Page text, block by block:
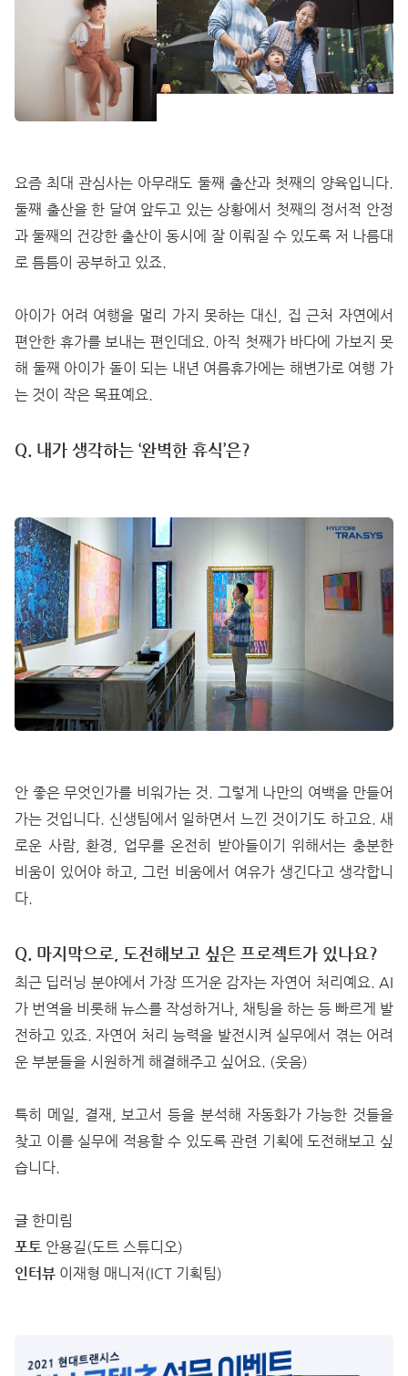
요즘 최대 관심사는 아무래도 둘째 출산과 첫째의 양육입니다.
둘째 출산을 한 달여 앞두고 있는 상황에서 첫째의 정서적 안정
과 둘째의 건강한 출산이 동시에 잘 이뤄질 수 있도록 저 나름대
로 틈틈이 공부하고 있죠.
아이가 어려 여행을 멀리 가지 못하는 대신, 집 근처 자연에서
편안한 휴가를 보내는 편인데요. 아직 첫째가 바다에 가보지 못
해 둘째 아이가 돌이 되는 내년 여름휴가에는 해변가로 여행 가
는 것이 작은 목표예요.
Q. 내가 생각하는 ‘완벽한 휴식’은?
안 좋은 무엇인가를 비워가는 것. 그렇게 나만의 여백을 만들어
가는 것입니다. 신생팀에서 일하면서 느낀 것이기도 하고요. 새
로운 사람, 환경, 업무를 온전히 받아들이기 위해서는 충분한
비움이 있어야 하고, 그런 비움에서 여유가 생긴다고 생각합니
다.
Q. 마지막으로, 도전해보고 싶은 프로젝트가 있나요?
최근 딥러닝 분야에서 가장 뜨거운 감자는 자연어 처리예요. AI
가 번역을 비롯해 뉴스를 작성하거나, 채팅을 하는 등 빠르게 발
전하고 있죠. 자연어 처리 능력을 발전시켜 실무에서 겪는 어려
운 부분들을 시원하게 해결해주고 싶어요. (웃음)
특히 메일, 결재, 보고서 등을 분석해 자동화가 가능한 것들을
찾고 이를 실무에 적용할 수 있도록 관련 기획에 도전해보고 싶
습니다.
글 한미림
포토 안용길(도트 스튜디오)
인터뷰 이재형 매니저(ICT 기획팀)